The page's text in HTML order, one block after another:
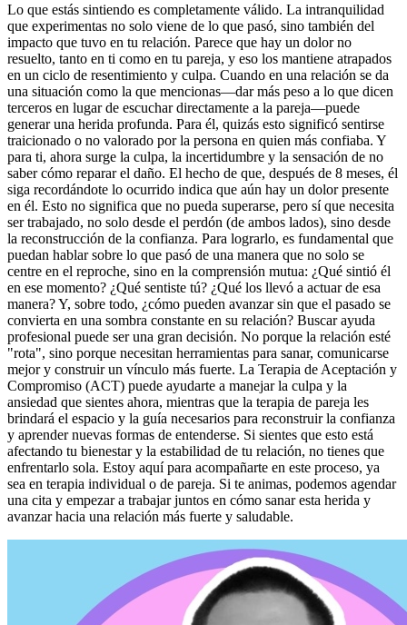
Lo que estás sintiendo es completamente válido. La intranquilidad
que experimentas no solo viene de lo que pasó, sino también del
impacto que tuvo en tu relación. Parece que hay un dolor no
resuelto, tanto en ti como en tu pareja, y eso los mantiene atrapados
en un ciclo de resentimiento y culpa. Cuando en una relación se da
una situación como la que mencionas—dar más peso a lo que dicen
terceros en lugar de escuchar directamente a la pareja—puede
generar una herida profunda. Para él, quizás esto significó sentirse
traicionado o no valorado por la persona en quien más confiaba. Y
para ti, ahora surge la culpa, la incertidumbre y la sensación de no
saber cómo reparar el daño. El hecho de que, después de 8 meses, él
siga recordándote lo ocurrido indica que aún hay un dolor presente
en él. Esto no significa que no pueda superarse, pero sí que necesita
ser trabajado, no solo desde el perdón (de ambos lados), sino desde
la reconstrucción de la confianza. Para lograrlo, es fundamental que
puedan hablar sobre lo que pasó de una manera que no solo se
centre en el reproche, sino en la comprensión mutua: ¿Qué sintió él
en ese momento? ¿Qué sentiste tú? ¿Qué los llevó a actuar de esa
manera? Y, sobre todo, ¿cómo pueden avanzar sin que el pasado se
convierta en una sombra constante en su relación? Buscar ayuda
profesional puede ser una gran decisión. No porque la relación esté
"rota", sino porque necesitan herramientas para sanar, comunicarse
mejor y construir un vínculo más fuerte. La Terapia de Aceptación y
Compromiso (ACT) puede ayudarte a manejar la culpa y la
ansiedad que sientes ahora, mientras que la terapia de pareja les
brindará el espacio y la guía necesarios para reconstruir la confianza
y aprender nuevas formas de entenderse. Si sientes que esto está
afectando tu bienestar y la estabilidad de tu relación, no tienes que
enfrentarlo sola. Estoy aquí para acompañarte en este proceso, ya
sea en terapia individual o de pareja. Si te animas, podemos agendar
una cita y empezar a trabajar juntos en cómo sanar esta herida y
avanzar hacia una relación más fuerte y saludable.